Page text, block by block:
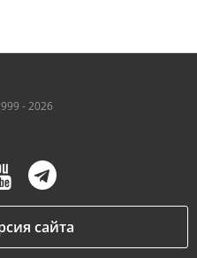
- 2026
сайта